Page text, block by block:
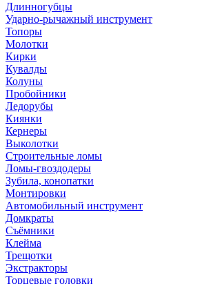
Длинногубцы
Ударно-рычажный инструмент
Топоры
Молотки
Кирки
Кувалды
Колуны
Пробойники
Ледорубы
Киянки
Кернеры
Выколотки
Строительные ломы
Ломы-гвоздодеры
Зубила, конопатки
Монтировки
Автомобильный инструмент
Домкраты
Съёмники
Клейма
Трещотки
Экстракторы
Торцевые головки